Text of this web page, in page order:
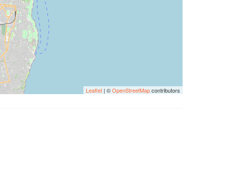
Leaflet | ©OpenStreetMapcontributors